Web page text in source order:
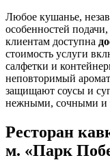
Любое кушанье,
особенностей
клиентам доступна
стоимость услуги
салфетки и
неповторимый
защищают соусы и
нежными, сочными и
Ресторан
м. «Парк